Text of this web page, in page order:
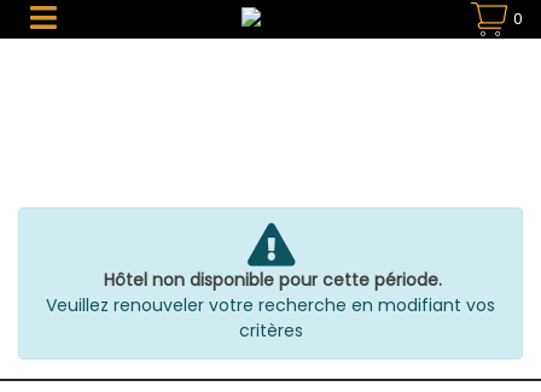
0
Hôtel non disponible pour cette période.
Veuillez renouveler votre recherche en modifiant vos
critères